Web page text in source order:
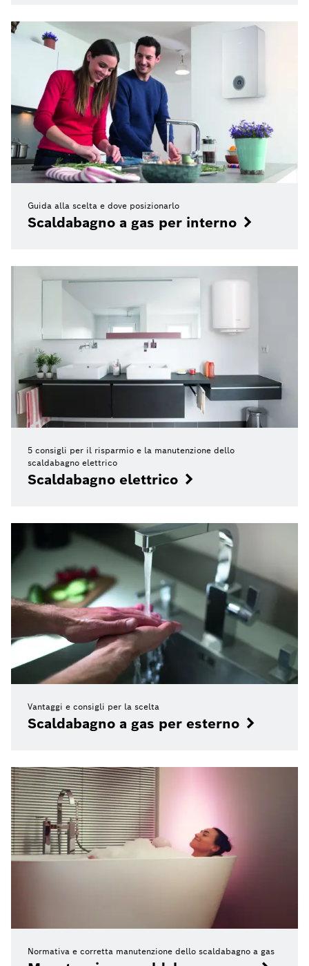
Guida alla scelta e dove posizionarlo
Scaldabagno a gas per interno
5 consigli per il risparmio e la manutenzione dello
scaldabagno elettrico
Scaldabagno elettrico
Vantaggi e consigli per la scelta
Scaldabagno a gas per esterno
Normativa e corretta manutenzione dello scaldabagno a gas